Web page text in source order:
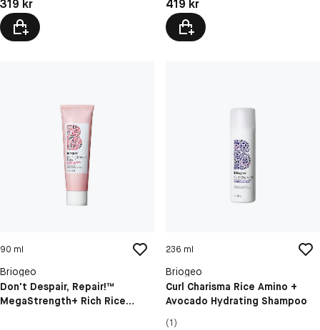
319 kr 419 kr
90 ml
Briogeo
Don't Despair, Repair!™
MegaStrength+ Rich Rice
236 ml
Briogeo
Curl Charisma Rice Amino +
Avocado Hydrating Shampoo
(1)